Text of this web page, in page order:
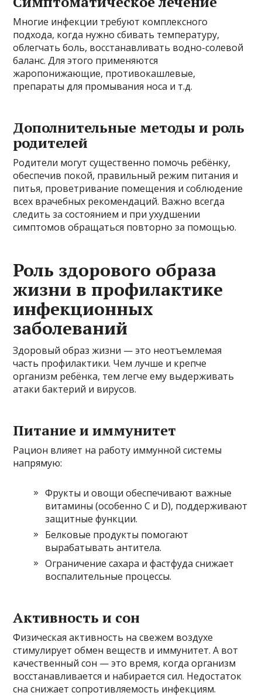
Многие инфекции требуют комплексного
подхода, когда нужно сбивать температуру,
облегчать боль, восстанавливать водно-солевой
баланс. Для этого применяются
жаропонижающие, противокашлевые,
препараты для промывания носа и т.д.
Дополнительные методы и роль
родителей
Родители могут существенно помочь ребёнку,
обеспечив покой, правильный режим питания и
питья, проветривание помещения и соблюдение
всех врачебных рекомендаций. Важно всегда
следить за состоянием и при ухудшении
симптомов обращаться повторно за помощью.
Роль здорового образа
жизни в профилактике
инфекционных
заболеваний
Здоровый образ жизни — это неотъемлемая
часть профилактики. Чем лучше и крепче
организм ребёнка, тем легче ему выдерживать
атаки бактерий и вирусов.
Питание и иммунитет
Рацион влияет на работу иммунной системы
напрямую:
Фрукты и овощи обеспечивают важные
витамины (особенно С и D), поддерживают
защитные функции.
Белковые продукты помогают
вырабатывать антитела.
Ограничение сахара и фастфуда снижает
воспалительные процессы.
Активность и сон
Физическая активность на свежем воздухе
стимулирует обмен веществ и иммунитет. А вот
качественный сон — это время, когда организм
восстанавливается и набирается сил. Недостаток
сна снижает сопротивляемость инфекциям.